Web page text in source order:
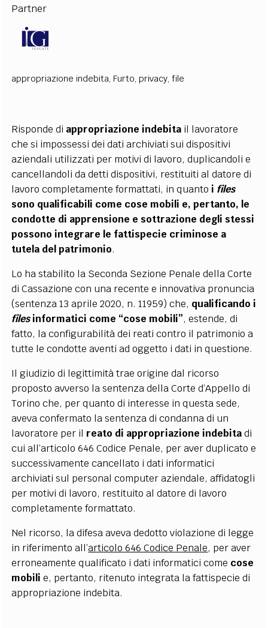
Partner
appropriazione indebita, Furto, privacy,file
Risponde di appropriazione indebita il lavoratore
che si impossessi dei dati archiviati sui dispositivi
aziendali utilizzati per motivi di lavoro, duplicandoli e
cancellandoli da detti dispositivi, restituiti al datore di
lavoro completamente formattati, in quanto i files
sono qualificabili come cose mobili e, pertanto, le
condotte di apprensione e sottrazione degli stessi
possono integrare le fattispecie criminose a
tutela del patrimonio.
Lo ha stabilito la Seconda Sezione Penale della Corte
di Cassazione con una recente e innovativa pronuncia
(sentenza 13 aprile 2020, n. 11959) che, qualificando i
filesinformatici come “cose mobili”, estende, di
fatto, la configurabilità dei reati contro il patrimonio a
tutte le condotte aventi ad oggetto i dati in questione.
Il giudizio di legittimità trae origine dal ricorso
proposto avverso la sentenza della Corte d’Appello di
Torino che, per quanto di interesse in questa sede,
aveva confermato la sentenza di condanna di un
lavoratore per il reato di appropriazione indebitadi
cui all’articolo 646 Codice Penale, per aver duplicato e
successivamente cancellato i dati informatici
archiviati sul personal computer aziendale, affidatogli
per motivi di lavoro, restituito al datore di lavoro
completamente formattato.
Nel ricorso, la difesa aveva dedotto violazione di legge
in riferimento all’articolo 646 Codice Penale, per aver
erroneamente qualificato i dati informatici come cose
mobili e, pertanto, ritenuto integrata la fattispecie di
appropriazione indebita.